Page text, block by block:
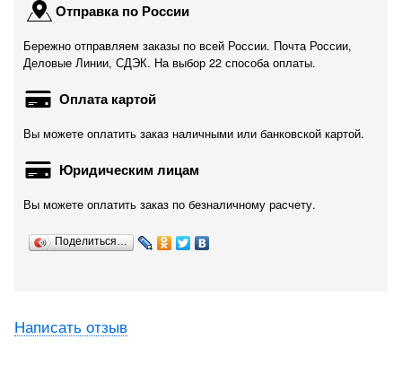
Отправка по России
Бережно отправляем заказы по всей России. Почта России,
Деловые Линии, СДЭК. На выбор 22 способа оплаты.
Оплата картой
Вы можете оплатить заказ наличными или банковской картой.
Юридическим лицам
Вы можете оплатить заказ по безналичному расчету.
Поделиться…
Написать отзыв